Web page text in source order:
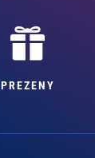

PREZENY